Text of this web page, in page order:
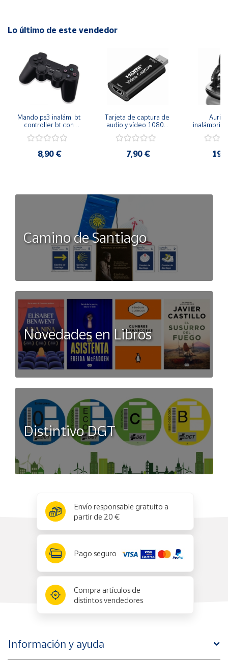
Lo último de este vendedor
Mando ps3 inalám. bt
controller bt con
vibración
8,90 €
Tarjeta de captura de
audio y vídeo 1080p
7,90 €
manos
Camino de Santiago
Novedades en Libros
Distintivo DGT
Envío responsable gratuito a
partir de 20 €
Pago seguro
Compra artículos de
distintos vendedores
Información y ayuda